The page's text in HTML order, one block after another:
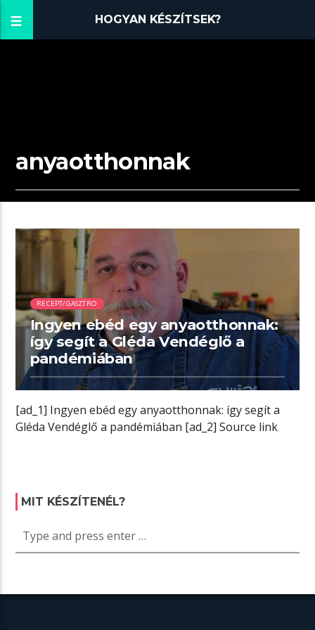
HOGYAN KÉSZÍTSEK?
anyaotthonnak
00:06 READ TIME
RECEPT/GASZTRO
Ingyen ebéd egy anyaotthonnak:
így segít a Gléda Vendéglő a
pandémiában
[ad_1] Ingyen ebéd egy anyaotthonnak: így segít a
Gléda Vendéglő a pandémiában [ad_2] Source link
MIT KÉSZÍTENÉL?